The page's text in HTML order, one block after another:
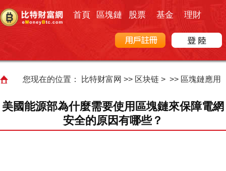
首頁 區塊鏈 股票 基金 理財
您现在的位置： 比特财富网 >> 区块链> >> 區塊鏈應用
美國能源部為什麼需要使用區塊鏈來保障電網
安全的原因有哪些？